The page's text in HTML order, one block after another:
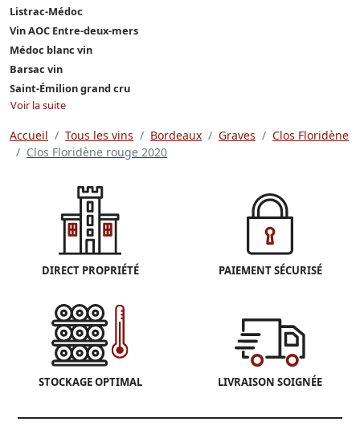
Listrac-Médoc
Vin AOC Entre-deux-mers
Médoc blanc vin
Barsac vin
Saint-Émilion grand cru
Voir la suite
Accueil Tous les vins Bordeaux Graves
Clos Floridène
Clos Floridène rouge 2020
DIRECT PROPRIÉTÉ PAIEMENT SÉCURISÉ
STOCKAGE OPTIMAL LIVRAISON SOIGNÉE